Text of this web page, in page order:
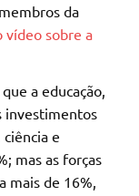
da
vídeo sobre a
a educação,
investimentos
e
mas as forças
mais de 16%,